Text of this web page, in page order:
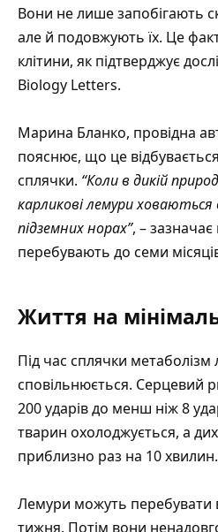
Вони не лише запобігають
але й подовжують їх. Це
клітини, як підтверджує
Biology Letters.
Марина Бланко, провідна
пояснює, що це
сплячки. “Коли в дикій
карликові лемури ховаються
підземних норах”, –
перебувають до семи
Життя на
Під час сплячки метаболізм
сповільнюється. Серцевий
200 ударів до менш ніж 8
тварин охолоджується, а
приблизно раз на 10 хвилин.
Лемури можуть перебувати
тижня. Потім вони